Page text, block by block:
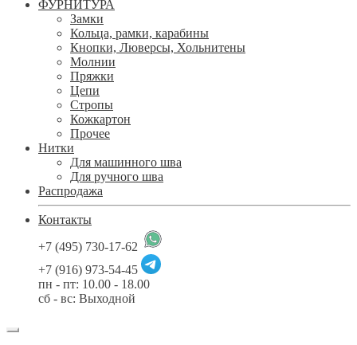
ФУРНИТУРА
Замки
Кольца, рамки, карабины
Кнопки, Люверсы, Хольнитены
Молнии
Пряжки
Цепи
Стропы
Кожкартон
Прочее
Нитки
Для машинного шва
Для ручного шва
Распродажа
Контакты
+7 (495) 730-17-62
+7 (916) 973-54-45
пн - пт: 10.00 - 18.00
сб - вс: Выходной